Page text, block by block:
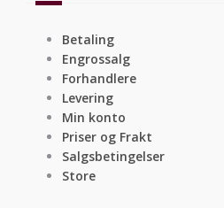
Betaling
Engrossalg
Forhandlere
Levering
Min konto
Priser og Frakt
Salgsbetingelser
Store